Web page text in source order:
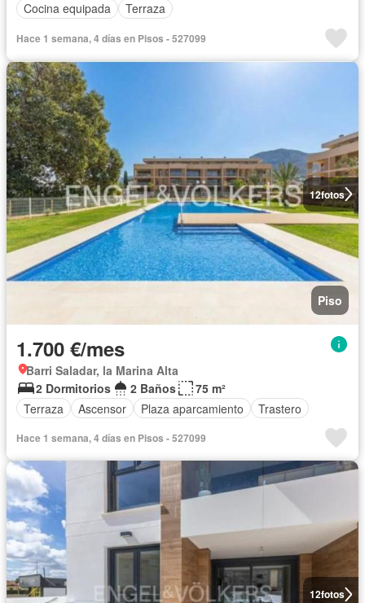
Cocina equipada Terraza
Hace 1 semana, 4 días en Pisos - 527099
12fotos
Piso
1.700 €/mes
Barri Saladar, la Marina Alta
2 Dormitorios
2 Baños
75 m²
Terraza
Ascensor Plaza aparcamiento Trastero
Hace 1 semana, 4 días en Pisos - 527099
12fotos